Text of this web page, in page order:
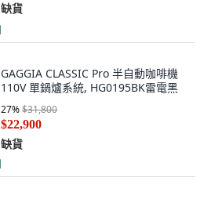
缺貨
GAGGIA CLASSIC Pro 半自動咖啡機
110V 單鍋爐系統, HG0195BK雷電黑
27%$31,800
$22,900
缺貨